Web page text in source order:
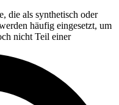
die als synthetisch oder
häufig eingesetzt, um
nicht Teil einer